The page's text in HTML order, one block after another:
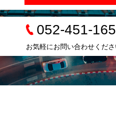
052-451-
お気軽にお問い合わせくださ